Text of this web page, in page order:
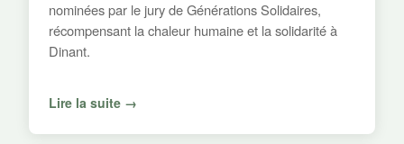
nominées par le jury de Générations Solidaires,
récompensant la chaleur humaine et la solidarité à
Dinant.
Lire la suite →